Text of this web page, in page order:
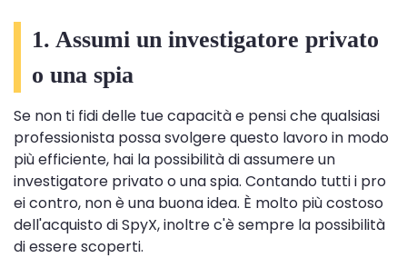
1. Assumi un investigatore privato
o una spia
Se non ti fidi delle tue capacità e pensi che qualsiasi
professionista possa svolgere questo lavoro in modo
più efficiente, hai la possibilità di assumere un
investigatore privato o una spia. Contando tutti i pro
ei contro, non è una buona idea. È molto più costoso
dell'acquisto di SpyX, inoltre c'è sempre la possibilità
di essere scoperti.